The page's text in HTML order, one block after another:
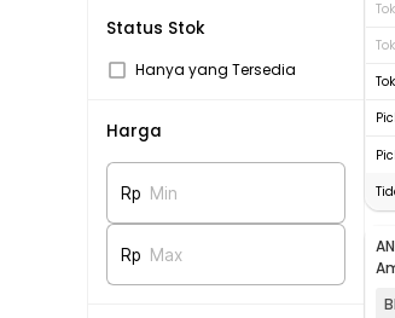
Status Stok
Hanya yang Tersedia
Harga
Rp Min
Rp Max